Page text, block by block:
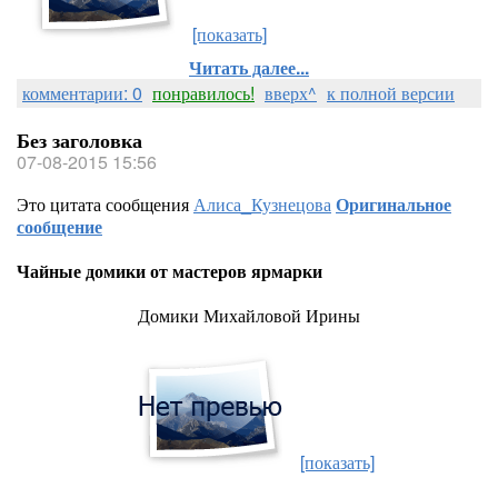
[показать]
Читать далее...
комментарии: 0 понравилось! вверх^ к полной версии
Без заголовка
07-08-2015 15:56
Это цитата сообщенияАлиса_КузнецоваОригинальное
сообщение
Чайные домики от мастеров ярмарки
Домики Михайловой Ирины
[показать]